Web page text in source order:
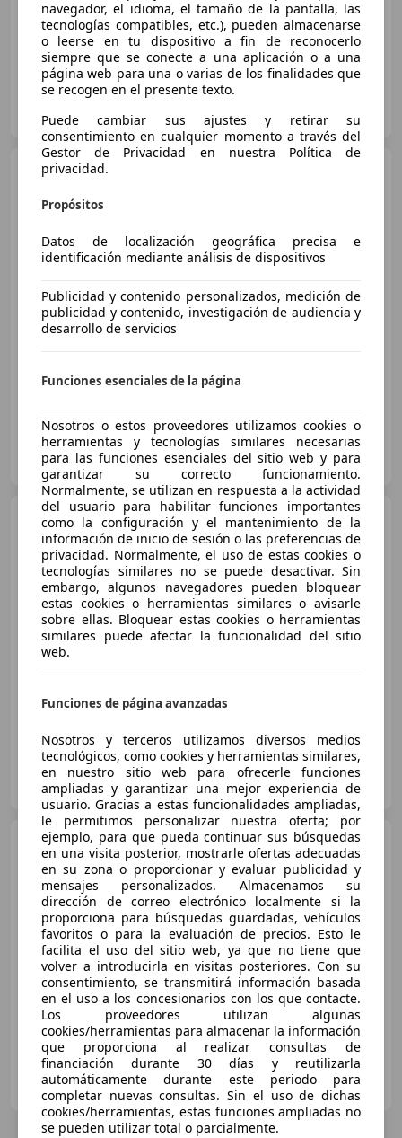
05/2022 161.000 km Diésel 110 kW (150 CV)
Grupo Solera Palencia
ES-34004 Palencia
€ 43.900
10/2024 25.000 km
Electro/Gasolina
180 kW (245 CV)
AUDI ALZAGA MOTOR - VITORIA
ES-01007 Vitoria-Gasteiz
Audi Q3 45 TFSIe S-tronic
€ 18.450
Súper oferta
CSV MOTOR BILBAO
ES-48950 Vizcaya
Audi Q3 35 TDI S tronic
110kW
€ 20.490 1
Sincomparación
12/2021 119.977 km Diésel 110 kW (150 CV)
FLEXICAR BILBAO - Iurreta
ES-48215 IURRETA
navegador, el idioma, el tamaño de la pantalla, las
tecnologías compatibles, etc.), pueden almacenarse
o leerse en tu dispositivo a fin de reconocerlo
siempre que se conecte a una aplicación o a una
página web para una o varias de los finalidades que
se recogen en el presente texto.
Puede cambiar sus ajustes y retirar su
consentimiento en cualquier momento a través del
Gestor de Privacidad en nuestra Política de
privacidad.
Propósitos
Datos de localización geográfica precisa e
identificación mediante análisis de dispositivos
Publicidad y contenido personalizados, medición de
publicidad y contenido, investigación de audiencia y
desarrollo de servicios
Funciones esenciales de la página
Nosotros o estos proveedores utilizamos cookies o
herramientas y tecnologías similares necesarias
para las funciones esenciales del sitio web y para
garantizar su correcto funcionamiento.
Normalmente, se utilizan en respuesta a la actividad
del usuario para habilitar funciones importantes
como la configuración y el mantenimiento de la
información de inicio de sesión o las preferencias de
privacidad. Normalmente, el uso de estas cookies o
tecnologías similares no se puede desactivar. Sin
embargo, algunos navegadores pueden bloquear
estas cookies o herramientas similares o avisarle
sobre ellas. Bloquear estas cookies o herramientas
similares puede afectar la funcionalidad del sitio
web.
Funciones de página avanzadas
Nosotros y terceros utilizamos diversos medios
tecnológicos, como cookies y herramientas similares,
en nuestro sitio web para ofrecerle funciones
ampliadas y garantizar una mejor experiencia de
usuario. Gracias a estas funcionalidades ampliadas,
le permitimos personalizar nuestra oferta; por
ejemplo, para que pueda continuar sus búsquedas
en una visita posterior, mostrarle ofertas adecuadas
en su zona o proporcionar y evaluar publicidad y
mensajes personalizados. Almacenamos su
dirección de correo electrónico localmente si la
proporciona para búsquedas guardadas, vehículos
favoritos o para la evaluación de precios. Esto le
facilita el uso del sitio web, ya que no tiene que
volver a introducirla en visitas posteriores. Con su
consentimiento, se transmitirá información basada
en el uso a los concesionarios con los que contacte.
Los proveedores utilizan algunas
cookies/herramientas para almacenar la información
que proporciona al realizar consultas de
financiación durante 30 días y reutilizarla
automáticamente durante este periodo para
completar nuevas consultas. Sin el uso de dichas
cookies/herramientas, estas funciones ampliadas no
se pueden utilizar total o parcialmente.